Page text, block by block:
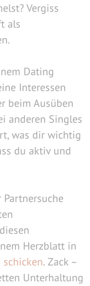
Vergiss
als
Dating
Interessen
beim Ausüben
anderen Singles
was dir wichtig
du aktiv und
Herzblatt in
schicken. Zack –
Unterhaltung